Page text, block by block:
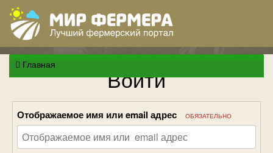
Главная Войти
Отображаемое имя или email адрес ОБЯЗАТЕЛЬНО